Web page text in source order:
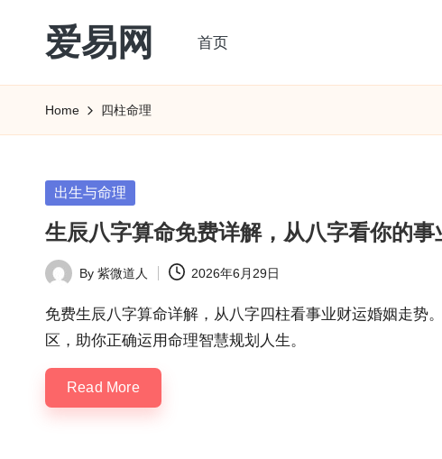
爱易网
历
阳
转
农
历
阴
历
查
询
_2ebc.com
首页
Home 四柱命理
Posted
出生与命理
生辰八字算命免费详解，从八字看你的
Posted
by
By 紫微道人 2026年6月29日
免费生辰八字算命详解，从八字四柱看事业财运婚姻走势
区，助你正确运用命理智慧规划人生。
Read More